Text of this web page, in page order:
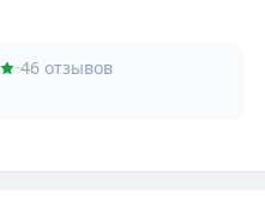
·46 отзывов